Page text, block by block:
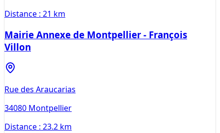
Distance : 21 km
Mairie Annexe de Montpellier - François
Villon
Rue des Araucarias
34080 Montpellier
Distance : 23.2 km